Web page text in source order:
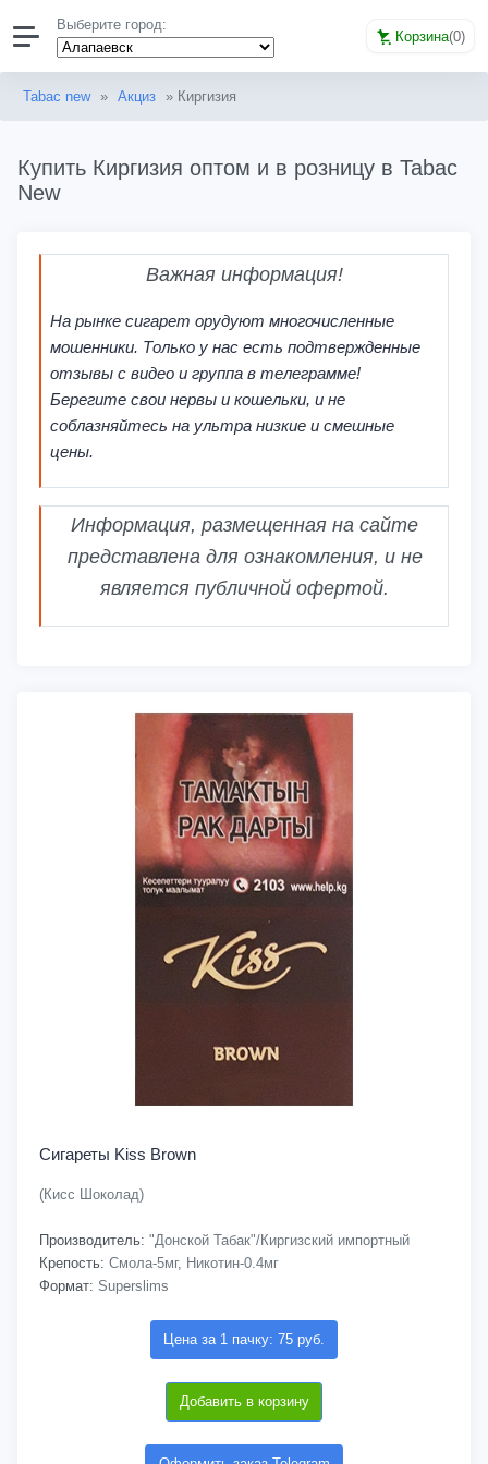
Выберите город:
Корзина(0)
Tabac new » Акциз » Киргизия
Купить Киргизия оптом и в розницу в Tabac
New
Важная информация!
На рынке сигарет орудуют многочисленные
мошенники. Только у нас есть подтвержденные
отзывы с видео и группа в телеграмме!
Берегите свои нервы и кошельки, и не
соблазняйтесь на ультра низкие и смешные
цены.
Информация, размещенная на сайте
представлена для ознакомления, и не
является публичной офертой.
Сигареты Kiss Brown
(Кисс Шоколад)
Производитель: "Донской Табак"/Киргизский импортный
Крепость: Смола-5мг, Никотин-0.4мг
Формат: Superslims
Цена за 1 пачку: 75 руб.
Добавить в корзину